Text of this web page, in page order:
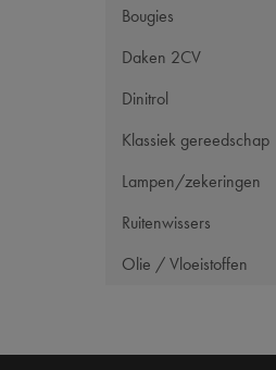
Bougies
Daken 2CV
Dinitrol
Klassiek gereedschap
Lampen/zekeringen
Ruitenwissers
Olie / Vloeistoffen